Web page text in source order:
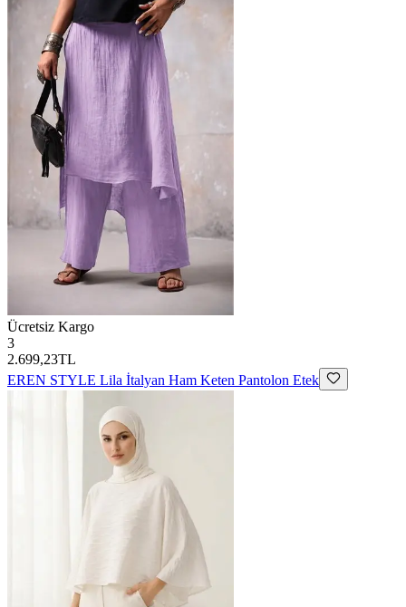
Ücretsiz Kargo
3
2.699,23TL
EREN STYLE Lila İtalyan Ham Keten Pantolon Etek